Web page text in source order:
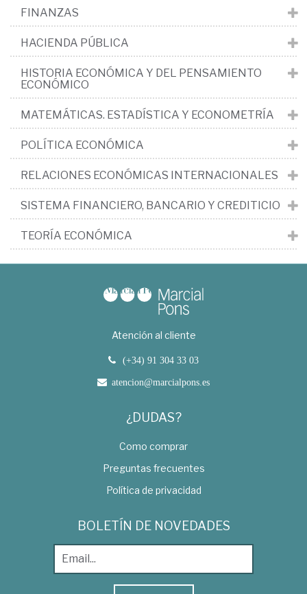
FINANZAS
HACIENDA PÚBLICA
HISTORIA ECONÓMICA Y DEL PENSAMIENTO
ECONÓMICO
MATEMÁTICAS. ESTADÍSTICA Y ECONOMETRÍA
POLÍTICA ECONÓMICA
RELACIONES ECONÓMICAS INTERNACIONALES
SISTEMA FINANCIERO, BANCARIO Y CREDITICIO
TEORÍA ECONÓMICA
Atención al cliente
(+34) 91 304 33 03
atencion@marcialpons.es
¿DUDAS?
Como comprar
Preguntas frecuentes
Política de privacidad
BOLETÍN DE NOVEDADES